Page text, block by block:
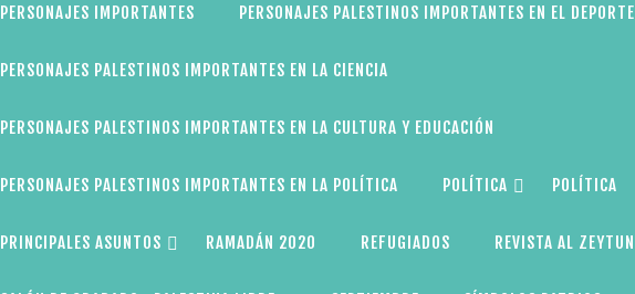
PERSONAJES IMPORTANTES PERSONAJES PALESTINOS IMPORTANTES EN EL DEPORTE
PERSONAJES PALESTINOS IMPORTANTES EN LA CIENCIA
PERSONAJES PALESTINOS IMPORTANTES EN LA CULTURA Y EDUCACIÓN
PERSONAJES PALESTINOS IMPORTANTES EN LA POLÍTICA POLÍTICA POLÍTICA
PRINCIPALES ASUNTOS RAMADÁN 2020 REFUGIADOS REVISTA AL ZEYTUN